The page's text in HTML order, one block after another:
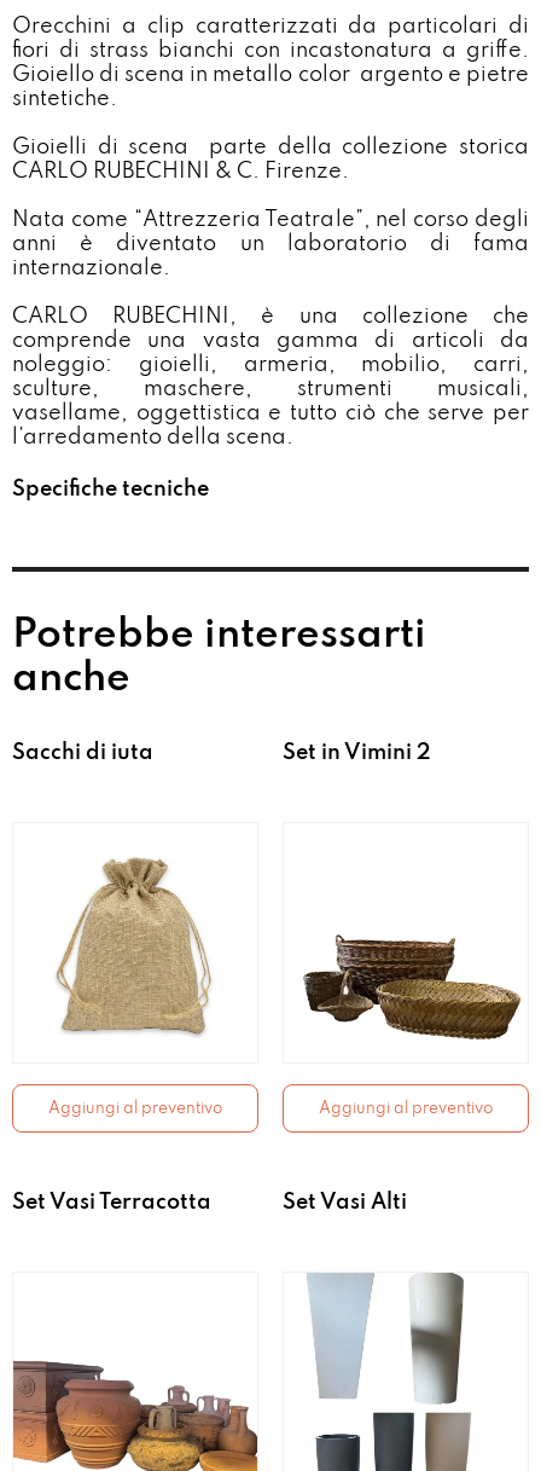
Orecchini a clip caratterizzati da particolari di
fiori di strass bianchi con incastonatura a griffe.
Gioiello di scena in metallo color argento e pietre
sintetiche.
Gioielli di scena parte della collezione storica
CARLO RUBECHINI & C. Firenze.
Nata come “Attrezzeria Teatrale”, nel corso degli
anni è diventato un laboratorio di fama
internazionale.
CARLO RUBECHINI, è una collezione che
comprende una vasta gamma di articoli da
noleggio: gioielli, armeria, mobilio, carri,
sculture, maschere, strumenti musicali,
vasellame, oggettistica e tutto ciò che serve per
l’arredamento della scena.
Specifiche tecniche
Potrebbe interessarti
anche
Sacchi di iuta
Aggiungi al preventivo
Set in Vimini 2
Aggiungi al preventivo
Set Vasi Terracotta Set Vasi Alti